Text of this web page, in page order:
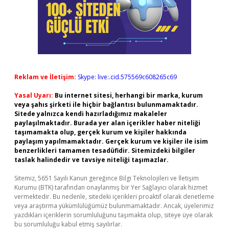
Reklam ve İletişim: Skype: live:.cid.575569c608265c69
Yasal Uyarı: Bu internet sitesi, herhangi bir marka, kurum
veya şahıs şirketi ile hiçbir bağlantısı bulunmamaktadır.
Sitede yalnızca kendi hazırladığımız makaleler
paylaşılmaktadır. Burada yer alan içerikler haber niteliği
taşımamakta olup, gerçek kurum ve kişiler hakkında
paylaşım yapılmamaktadır. Gerçek kurum ve kişiler ile isim
benzerlikleri tamamen tesadüfidir. Sitemizdeki bilgiler
taslak halindedir ve tavsiye niteliği taşımazlar.
Sitemiz, 5651 Sayılı Kanun gereğince Bilgi Teknolojileri ve İletişim
Kurumu (BTK) tarafından onaylanmış bir Yer Sağlayıcı olarak hizmet
vermektedir. Bu nedenle, sitedeki içerikleri proaktif olarak denetleme
veya araştırma yükümlülüğümüz bulunmamaktadır. Ancak, üyelerimiz
yazdıkları içeriklerin sorumluluğunu taşımakta olup, siteye üye olarak
bu sorumluluğu kabul etmiş sayılırlar.